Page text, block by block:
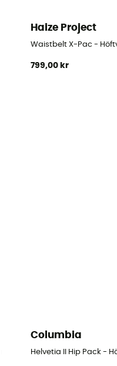
Haize Project
Waistbelt X-Pac -
799,00 kr
Columbia
Helvetia II Hip Pack -